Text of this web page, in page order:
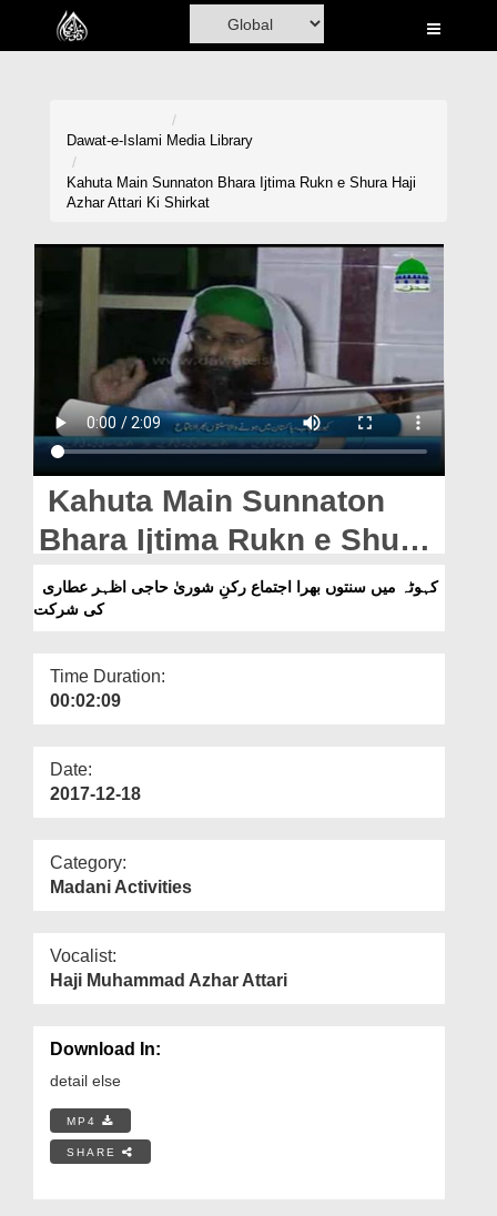
Home
Rohani Ilaj
Magazine
Departments
Our Websites
More
Dawat-e-Islami Media Library
Kahuta Main Sunnaton Bhara Ijtima Rukn e Shura Haji
Azhar Attari Ki Shirkat
Kahuta Main Sunnaton
Bhara Ijtima Rukn e Shura
Haji Azhar Attari Ki Shirkat
کی شرکت
Time Duration:
00:02:09
Date:
2017-12-18
Category:
Madani Activities
Vocalist:
Haji Muhammad Azhar Attari
Download In:
detail else
MP4
SHARE